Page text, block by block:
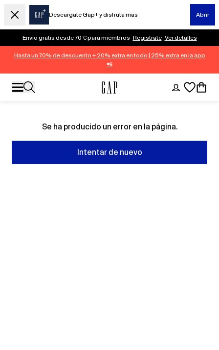
Descárgate Gap+ y disfruta más Abrir
Envío gratis desde 70 € para miembros Regístrate Ver detalles
Hasta un 70% de descuento + 20% extra en todo 25% extra en la app
📲
Se ha producido un error en la página.
Intentar de nuevo